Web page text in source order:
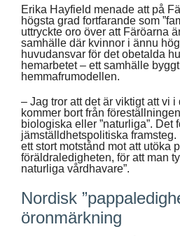
Erika Hayfield menade att på
högsta grad fortfarande som
uttryckte oro över att Färöarna
samhälle där kvinnor i ännu
huvudansvar för det obetalda
hemarbetet – ett samhälle
hemmafrumodellen.
– Jag tror att det är viktigt att vi
kommer bort från
biologiska eller ”naturliga”. Det
jämställdhetspolitiska
ett stort motstånd mot att utöka
föräldraledigheten, för att man
naturliga vårdhavare”.
Nordisk
öronmärkning